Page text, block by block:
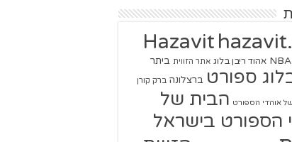
Hazavit
NBA אהוד ריבן בלוג אתר הזווית ביתר
ספורט ברצלונה ברק קורן
אוהדי הספורט הבית של
הספורט בישראל